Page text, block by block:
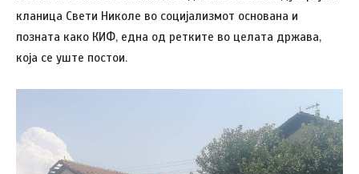
кланица Свети Николе во социјализмот основана и
позната како КИФ, една од ретките во целата држава,
која се уште постои.